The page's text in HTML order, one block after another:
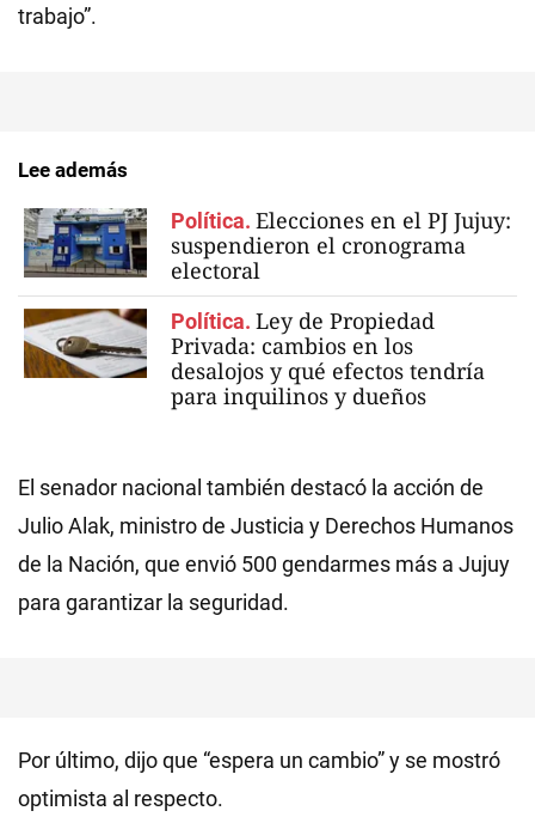
trabajo”.
Lee además
Política. Elecciones en el PJ Jujuy:
suspendieron el cronograma
electoral
Política. Ley de Propiedad
Privada: cambios en los
desalojos y qué efectos tendría
para inquilinos y dueños
El senador nacional también destacó la acción de
Julio Alak, ministro de Justicia y Derechos Humanos
de la Nación, que envió 500 gendarmes más a Jujuy
para garantizar la seguridad.
Por último, dijo que “espera un cambio” y se mostró
optimista al respecto.